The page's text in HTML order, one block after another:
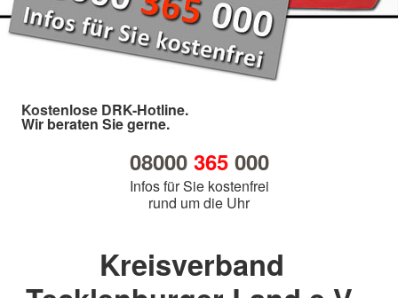
Kostenlose DRK-Hotline.
Wir beraten Sie gerne.
08000 365000
Infos für Sie kostenfrei
rund um die Uhr
Kreisverband